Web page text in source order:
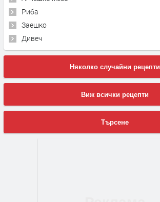
Риба
Заешко
Дивеч
Няколко случайни рецепти
Виж всички рецепти
Търсене